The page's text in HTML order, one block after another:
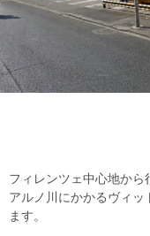
フィレンツェ中心地から
アルノ川にかかるヴィッ
ます。